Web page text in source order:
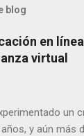
blog
en
virtual
un
y aún más